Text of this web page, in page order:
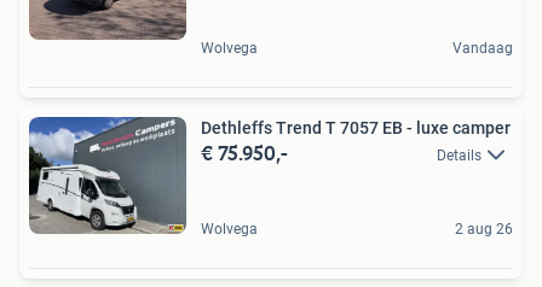
Wolvega Vandaag
Dethleffs Trend T 7057 EB - luxe camper
€ 75.950,- Details
Wolvega 2 aug 26